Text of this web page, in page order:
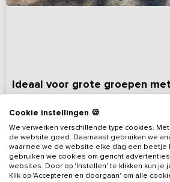
Ideaal voor grote groepen
Friesland, omgeving Drents- Friese
Wold
10 - 50 9 7 Nee
Cookie instellingen 🍪
We verwerken verschillende type cookies.
de website goed. Daarnaast gebruiken we
waarmee we de website elke dag een beetje
gebruiken we cookies om gericht
websites. Door op 'Instellen' te klikken kun je
Klik op 'Accepteren en doorgaan' om alle